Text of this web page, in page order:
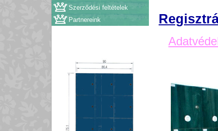
Szerződési feltételek
Partnereink